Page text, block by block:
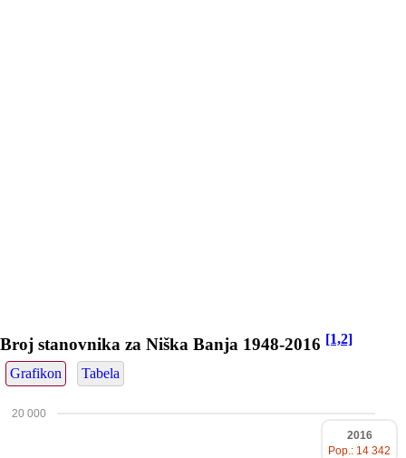
Broj stanovnika za Niška Banja 1948-2016 [1,2]
Grafikon Tabela
20 000
2016
Pop.: 14 342